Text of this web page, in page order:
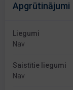
Apgrūtinājumi
Liegumi
Nav
Saistītie liegumi
Nav